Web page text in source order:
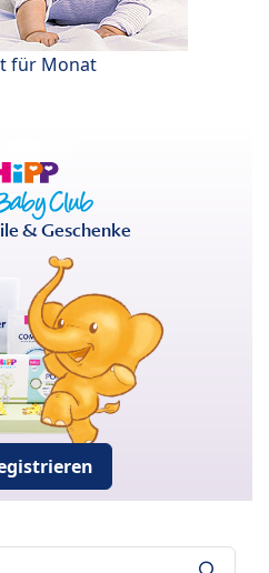
für Monat
& Geschenke